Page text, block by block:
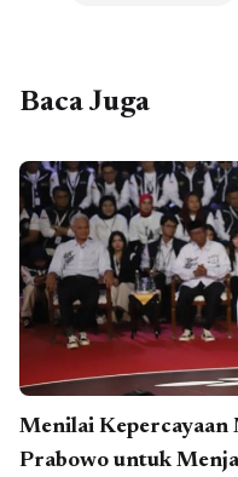
Baca Juga
Menilai Kepercayaan
Prabowo untuk